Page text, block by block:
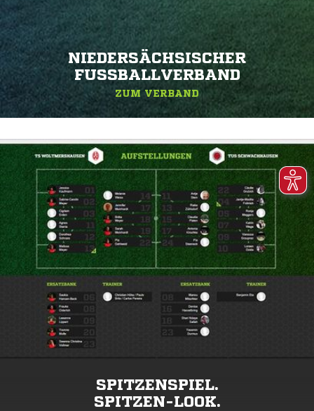
NIEDERSÄCHSISCHER
FUSSBALLVERBAND
ZUM VERBAND
SPITZENSPIEL.
SPITZEN-LOOK.